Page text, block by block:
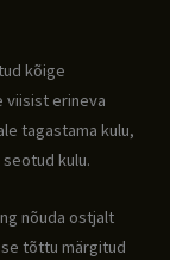
kõige
viisist erineva
tagastama kulu,
kulu.
nõuda ostjalt
tõttu märgitud